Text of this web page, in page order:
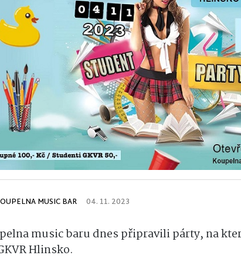
MUSIC BAR 04. 11. 2023
music baru dnes připravili párty, na
Hlinsko.